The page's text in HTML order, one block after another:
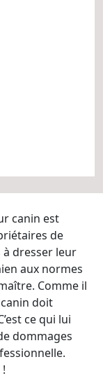
canin est
de
à dresser leur
aux normes
Comme il
doit
ce qui lui
dommages